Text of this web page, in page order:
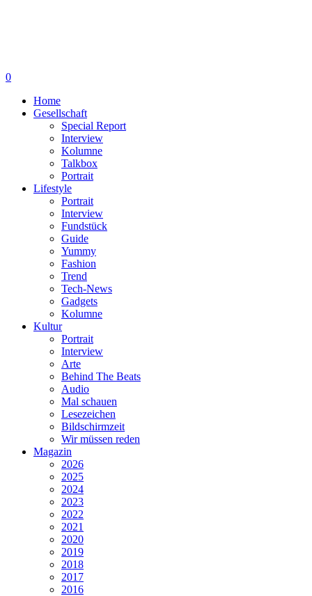
0
Home
Gesellschaft
Special Report
Interview
Kolumne
Talkbox
Portrait
Lifestyle
Portrait
Interview
Fundstück
Guide
Yummy
Fashion
Trend
Tech-News
Gadgets
Kolumne
Kultur
Portrait
Interview
Arte
Behind The Beats
Audio
Mal schauen
Lesezeichen
Bildschirmzeit
Wir müssen reden
Magazin
2026
2025
2024
2023
2022
2021
2020
2019
2018
2017
2016